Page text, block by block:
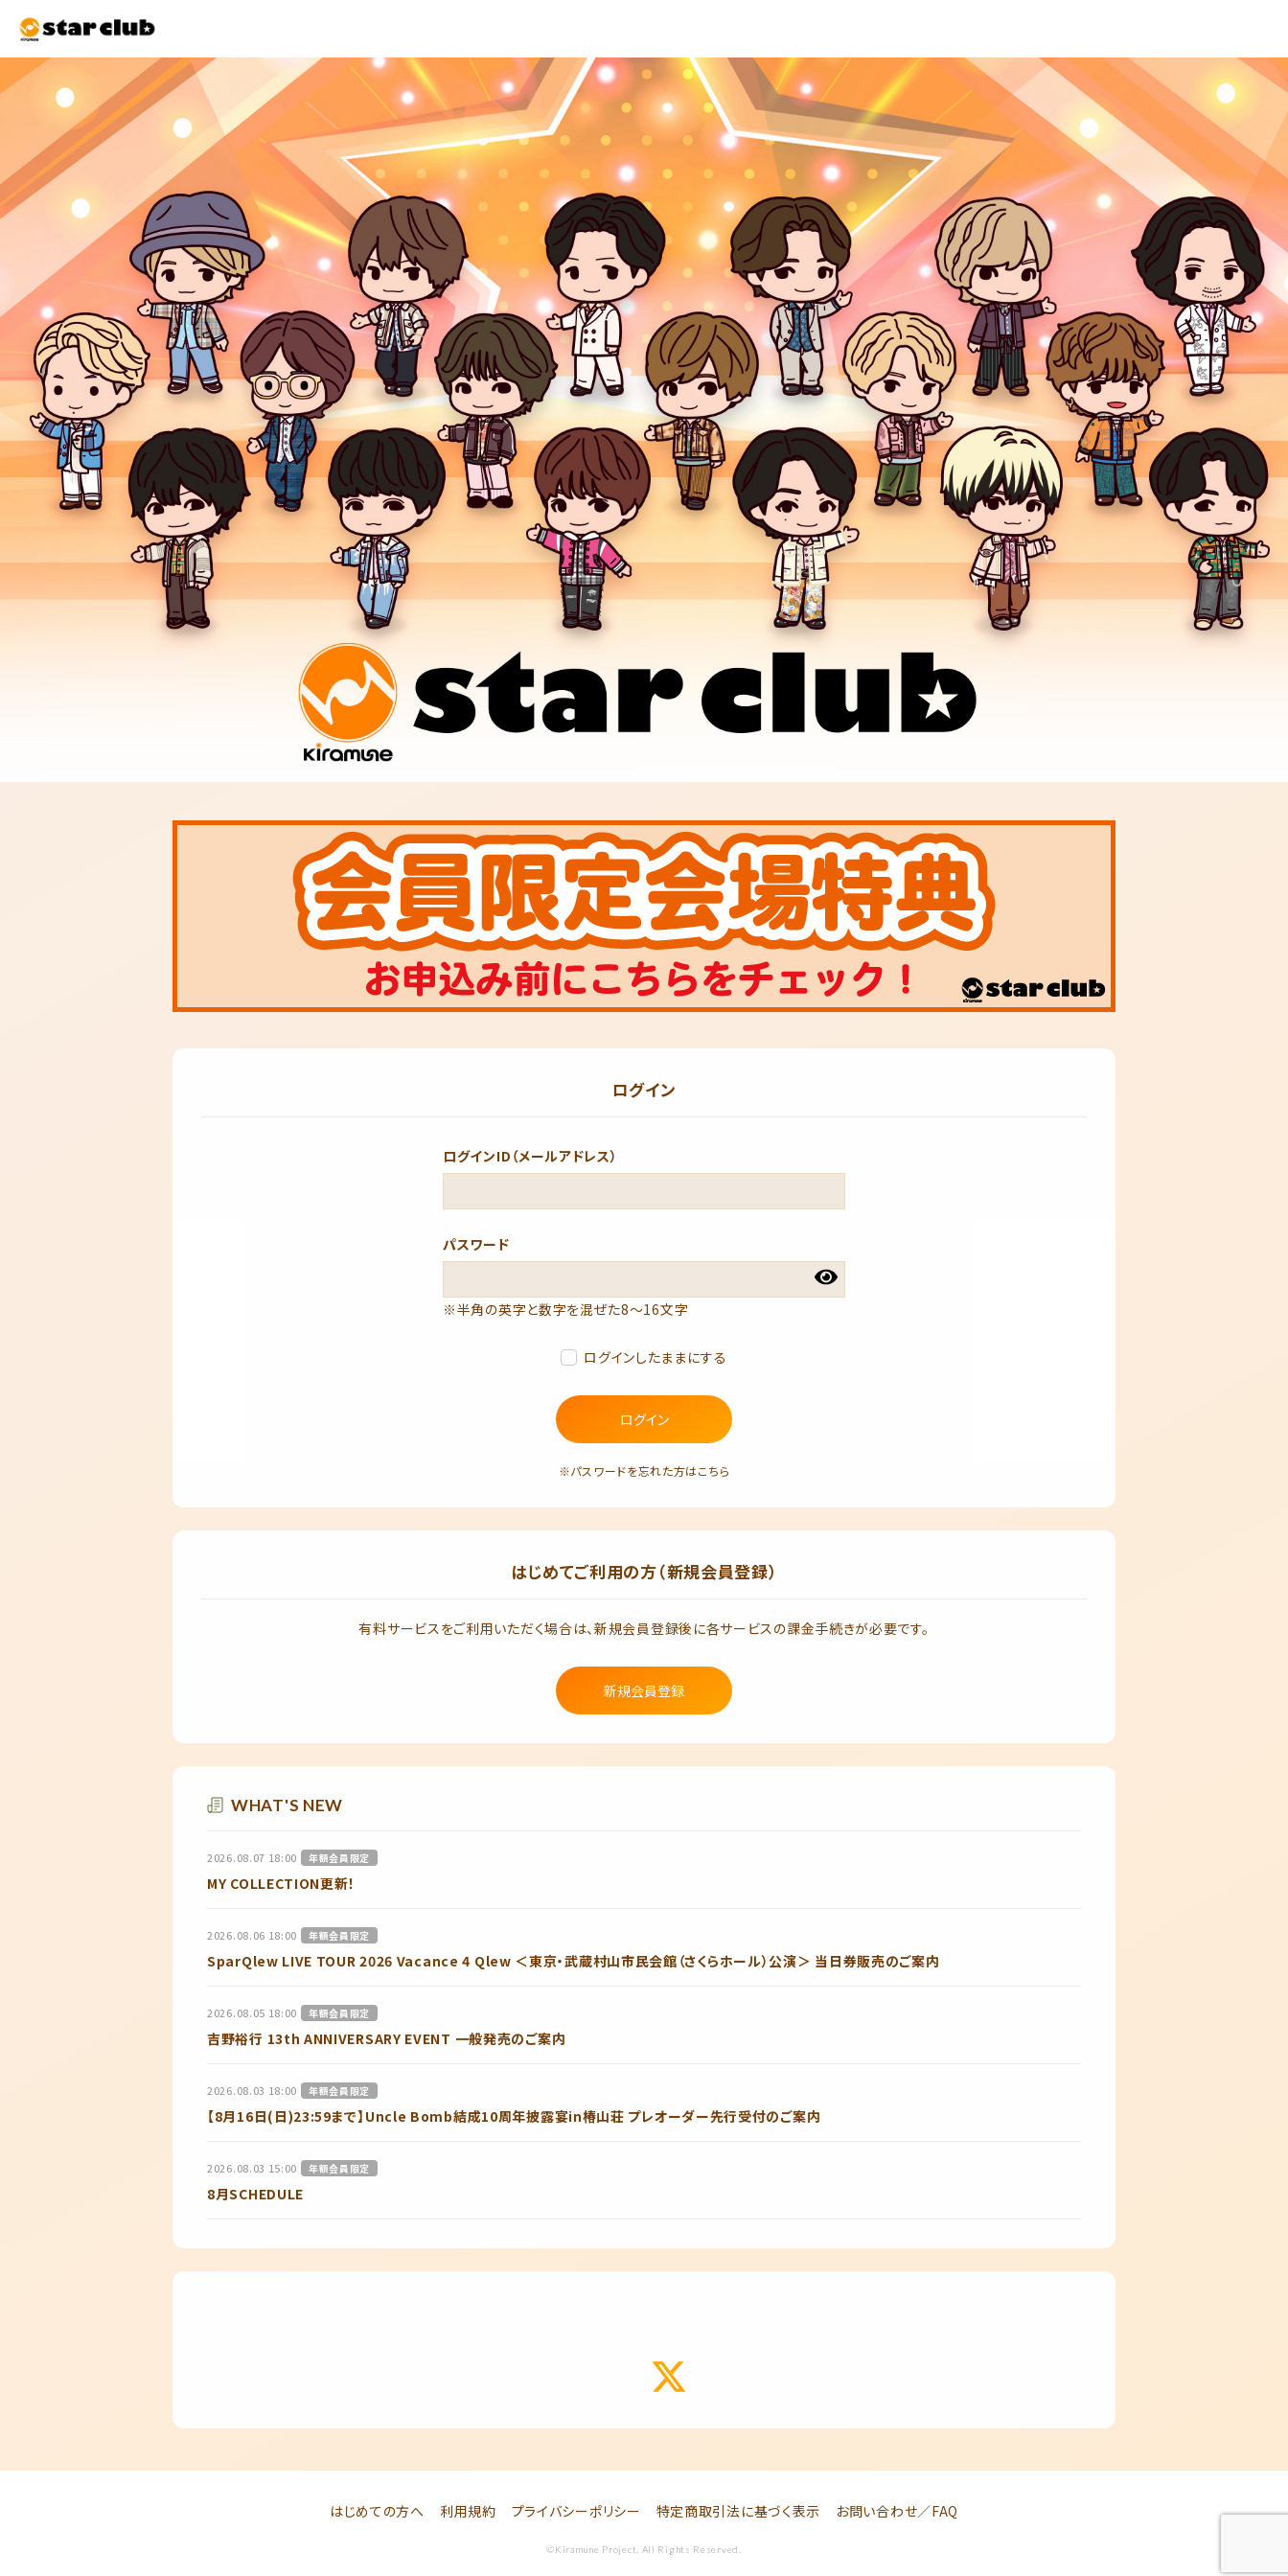
ログイン
ログインID（メールアドレス）
パスワード
※半角の英字と数字を混ぜた8～16文字
ログインしたままにする
ログイン
※パスワードを忘れた方はこちら
はじめてご利用の方（新規会員登録）
有料サービスをご利用いただく場合は、新規会員登録後に各サービスの課金手続きが必要です。
新規会員登録
WHAT'S NEW
2026.08.07 18:00 年額会員限定
MY COLLECTION更新！
2026.08.06 18:00 年額会員限定
SparQlew LIVE TOUR 2026 Vacance 4 Qlew ＜東京・武蔵村山市民会館（さくらホール）公演＞ 当日券販売のご案内
2026.08.05 18:00 年額会員限定
吉野裕行 13th ANNIVERSARY EVENT 一般発売のご案内
2026.08.03 18:00 年額会員限定
【8月16日(日)23:59まで】Uncle Bomb結成10周年披露宴in椿山荘 プレオーダー先行受付のご案内
2026.08.03 15:00 年額会員限定
8月SCHEDULE
はじめての方へ 利用規約 プライバシーポリシー 特定商取引法に基づく表示 お問い合わせ／FAQ
©Kiramune Project, All Rights Reserved.